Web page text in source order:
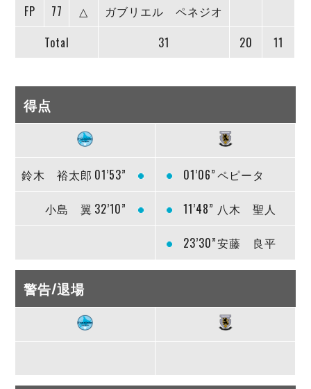
FP
77 △
ガブリエル ペネジオ
Total
31 20 11
得点
鈴木 裕太郎 01’53” 01’06”ペピータ
小島 翼 32’10” 11’48” 八木 聖人
23’30”安藤 良平
警告/退場